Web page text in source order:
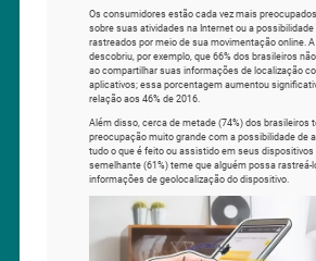
Os consumidores estão cada vez mais
sobre suas atividades na Internet ou a possibilidade
rastreados por meio de sua movimentação online.
descobriu, por exemplo, que 66% dos brasileiros
ao compartilhar suas informações de localização
aplicativos; essa porcentagem aumentou
relação aos 46% de 2016.
Além disso, cerca de metade (74%) dos brasileiros
preocupação muito grande com a possibilidade de
tudo o que é feito ou assistido em seus dispositivos
semelhante (61%) teme que alguém possa rastreá-
informações de geolocalização do dispositivo.